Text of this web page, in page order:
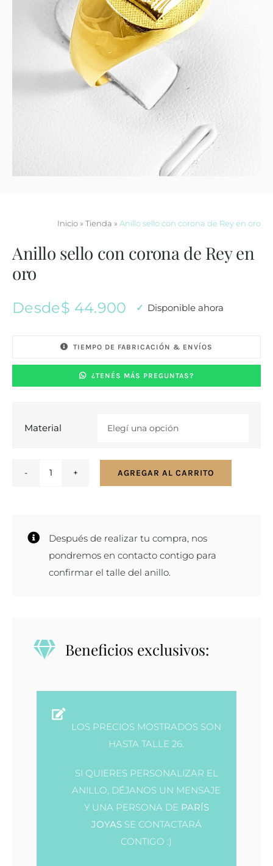
Contacto
Inicio» Tienda » Anillo sello con corona de Rey en oro
Anillo sello con corona de Rey en
oro
Desde$ 44.900 Disponible ahora
TIEMPO DE FABRICACIÓN & ENVÍOS
¿TENÉS MÁS PREGUNTAS?
Material
AGREGAR AL CARRITO
Después de realizar tu compra, nos
pondremos en contacto contigo para
confirmar el talle del anillo.
Beneficios exclusivos:
LOS PRECIOS MOSTRADOS SON
HASTA TALLE 26.
SI QUIERES PERSONALIZAR EL
ANILLO, DÉJANOS UN MENSAJE
Y UNA PERSONA DE PARÍS
JOYASSE CONTACTARÁ
CONTIGO :)